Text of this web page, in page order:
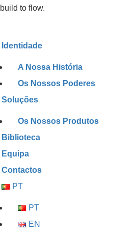
build to flow.
Identidade
A Nossa História
Os Nossos Poderes
Soluções
Os Nossos Produtos
Biblioteca
Equipa
Contactos
PT
PT
EN